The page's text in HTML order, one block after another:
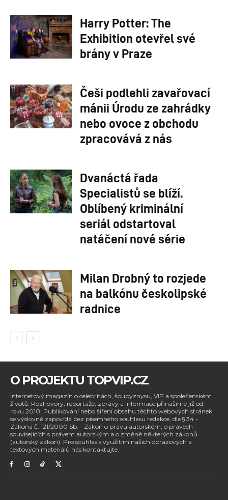
Harry Potter: The
Exhibition otevřel své
brány v Praze
Češi podlehli zavařovací
mánii Úrodu ze zahrádky
nebo ovoce z obchodu
zpracovává z nás
Dvanáctá řada
Specialistů se blíží.
Oblíbený kriminální
seriál odstartoval
natáčení nové série
Milan Drobný to rozjede
na balkónu českolipské
radnice
O PROJEKTU TOPVIP.CZ
Internetový magazín o celebritách, šoubyznysu, VIP a společenském
životě. Rozhovory, reportáže, zprávy a informace přinášíme již od
roku 2010. Publikování nebo šíření obsahu těchto webových stránek
se výslovně zapovídá bez písemného souhlasu redakce, dle § 34 -
Zákona č. 121/2000 Sb. - Zákon o právu autorském, o právech
souvisejících s právem autorským a o změně některých zákonů
(autorský zákon). Pro souhlas s využitím našich obrazových a
textových materiálů nás kontaktujte.